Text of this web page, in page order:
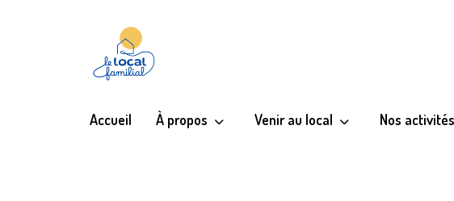
Accueil À propos Venir au local Nos activités